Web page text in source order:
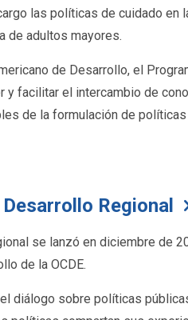
las políticas de cuidado en
de adultos mayores.
de Desarrollo, el
y facilitar el intercambio de
de la formulación de
Regional
se lanzó en diciembre de
de la OCDE.
diálogo sobre políticas